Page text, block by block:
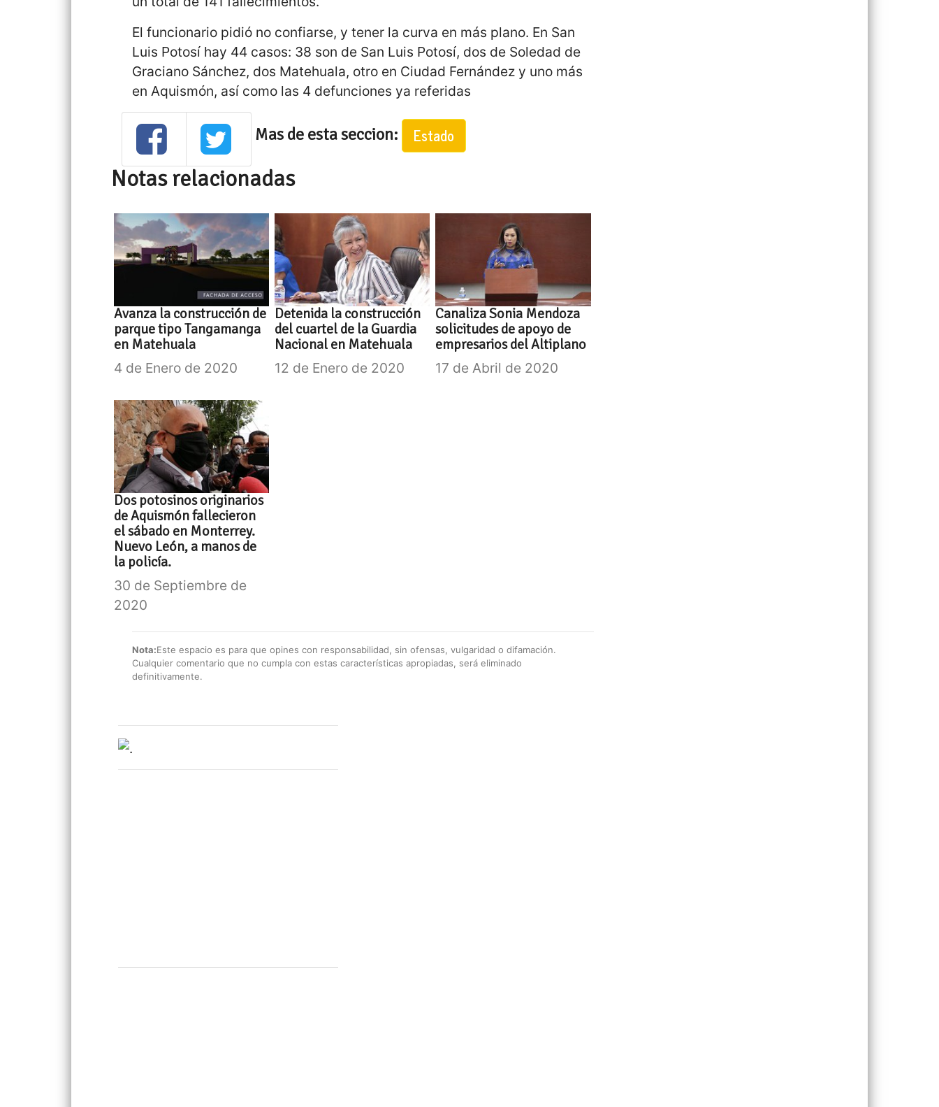
El funcionario pidió no confiarse, y tener la curva en más plano. En San
Luis Potosí hay 44 casos: 38 son de San Luis Potosí, dos de Soledad de
Graciano Sánchez, dos Matehuala, otro en Ciudad Fernández y uno más
en Aquismón, así como las 4 defunciones ya referidas
Mas de esta seccion: Estado
Notas relacionadas
Avanza la construcción de
parque tipo Tangamanga
en Matehuala
4 de Enero de 2020
Detenida la construcción
del cuartel de la Guardia
Nacional en Matehuala
12 de Enero de 2020
Canaliza Sonia Mendoza
solicitudes de apoyo de
empresarios del Altiplano
17 de Abril de 2020
Dos potosinos originarios
de Aquismón fallecieron
el sábado en Monterrey.
Nuevo León, a manos de
la policía.
30 de Septiembre de
2020
Nota:Este espacio es para que opines con responsabilidad, sin ofensas, vulgaridad o difamación.
Cualquier comentario que no cumpla con estas características apropiadas, será eliminado
definitivamente.